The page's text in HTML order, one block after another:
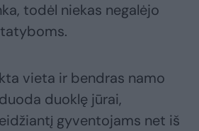
todėl niekas negalėjo
vieta ir bendras namo
duoklę jūrai,
gyventojams net iš